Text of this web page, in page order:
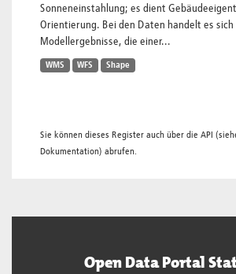
Sonneneinstahlung; es dient
Orientierung. Bei den Daten handelt es sich
Modellergebnisse, die einer...
WMS WFS Shape
Sie können dieses Register auch über die API
Dokumentation) abrufen.
Open Data Portal